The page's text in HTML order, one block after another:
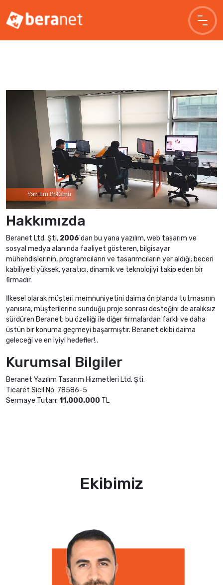
Hakkımızda
Beranet Ltd. Şti, 2006'dan bu yana yazılım, web tasarım ve
sosyal medya alanında faaliyet gösteren, bilgisayar
mühendislerinin, programcıların ve tasarımcıların yer aldığı; beceri
kabiliyeti yüksek, yaratıcı, dinamik ve teknolojiyi takip eden bir
firmadır.
İlkesel olarak müşteri memnuniyetini daima ön planda tutmasının
yanısıra, müşterilerine sunduğu proje sonrası desteğini de aralıksız
sürdüren Beranet; bu özelliği ile diğer firmalardan farklı ve daha
üstün bir konuma geçmeyi başarmıştır. Beranet ekibi daima
geleceği ve en iyiyi hedefler!..
Kurumsal Bilgiler
Beranet Yazılım Tasarım Hizmetleri Ltd. Şti.
Ticaret Sicil No: 78586-5
Sermaye Tutarı: 11.000.000 TL
Ekibimiz